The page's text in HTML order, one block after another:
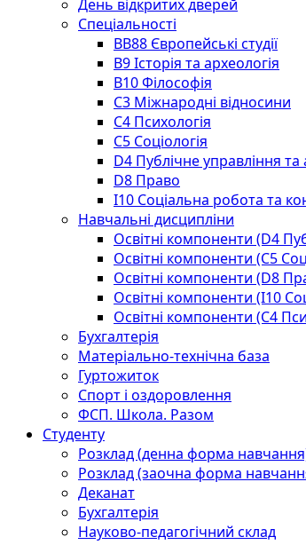
День відкритих дверей
Спеціальності
BВ88 Європейські студії
B9 Історія та археологія
B10 Філософія
C3 Міжнародні відносини
C4 Психологія
С5 Соціологія
D4 Публічне управління та
D8 Право
I10 Соціальна робота та
Навчальні дисципліни
Освітні компоненти (D4
Освітні компоненти (С5
Освітні компоненти (D8
Освітні компоненти (I10
Освітні компоненти (С4
Бухгалтерія
Матеріально-технічна база
Гуртожиток
Спорт і оздоровлення
ФСП. Школа. Разом
Студенту
Розклад (денна форма
Розклад (заочна форма
Деканат
Бухгалтерія
Науково-педагогічний склад